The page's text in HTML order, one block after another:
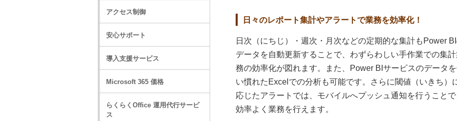
日々のレポート集計やアラートで業務を効率化！
日次（にちじ）・週次・月次などの定期的な集計もPower
データを自動更新することで、わずらわしい手作業での集計
務の効率化が図れます。また、Power BIサービスのデータ
い慣れたExcelでの分析も可能です。さらに閾値（いきち）
応じたアラートでは、モバイルへプッシュ通知を行うことで
効率よく業務を行えます。
アクセス制御
安心サポート
導入支援サービス
Microsoft 365 価格
らくらくOffice 運用代行サービ
ス